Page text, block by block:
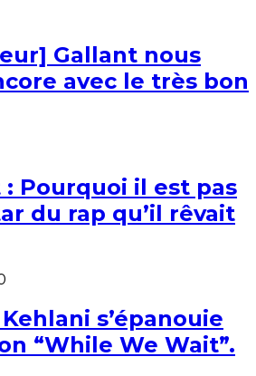
Gallant nous
avec le très bon
: Pourquoi il est pas
du rap qu’il rêvait
s’épanouie
“While We Wait”.